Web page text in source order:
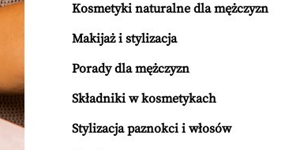
Kosmetyki naturalne dla mężczyzn
Makijaż i stylizacja
Porady dla mężczyzn
Składniki w kosmetykach
Stylizacja paznokci i włosów